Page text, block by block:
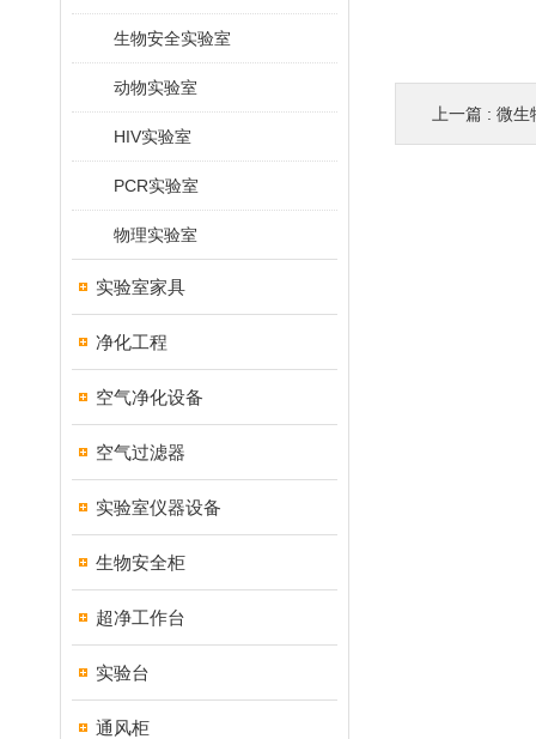
生物安全实验室
动物实验室
HIV实验室
PCR实验室
物理实验室
实验室家具
净化工程
空气净化设备
空气过滤器
实验室仪器设备
生物安全柜
超净工作台
实验台
通风柜
上一篇 : 微生